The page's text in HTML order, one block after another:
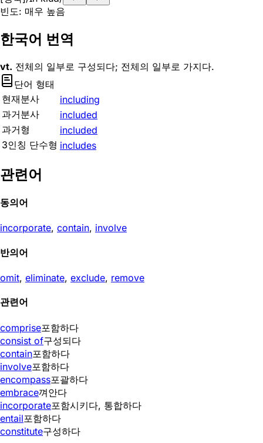
빈도: 매우 높음
한국어 번역
vt. 전체의 일부로 구성되다; 전체의 일부로 가지다.
단어 형태
현재분사
including
과거분사
included
과거형
included
3인칭 단수형 includes
관련어
동의어
incorporate, contain, involve
반의어
omit, eliminate, exclude, remove
관련어
comprise포함하다
consist of구성되다
contain포함하다
involve포함하다
encompass포괄하다
embrace껴안다
incorporate포함시키다, 통합하다
entail포함하다
constitute구성하다